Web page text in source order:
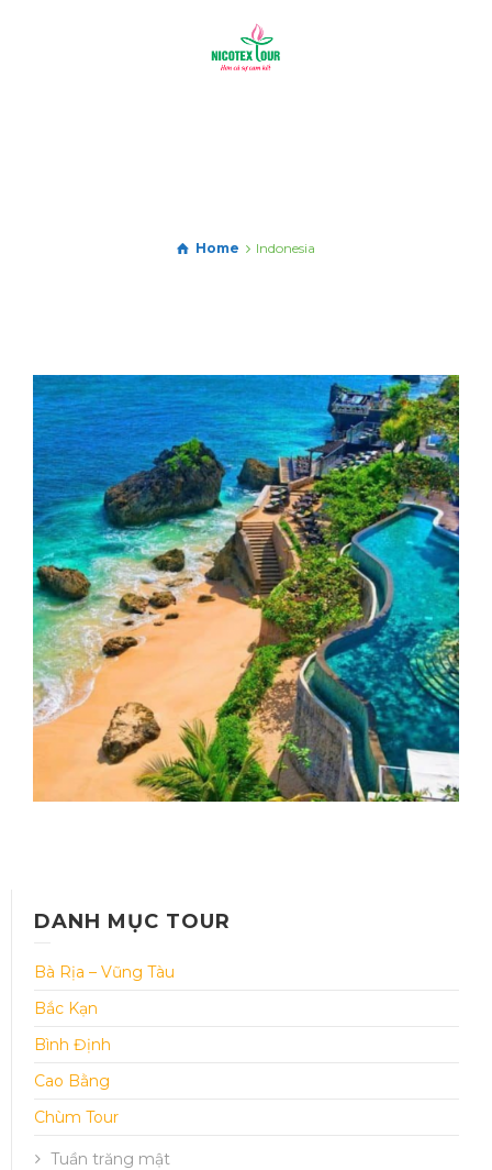
Home Indonesia
HÀ NỘI – ĐẢO BALI – HÀ NỘI
Thời gian: 04 Ngày 03 đêm
DANH MỤC TOUR
Bà Rịa – Vũng Tàu
Bắc Kạn
Bình Định
Cao Bằng
Chùm Tour
Tuần trăng mật